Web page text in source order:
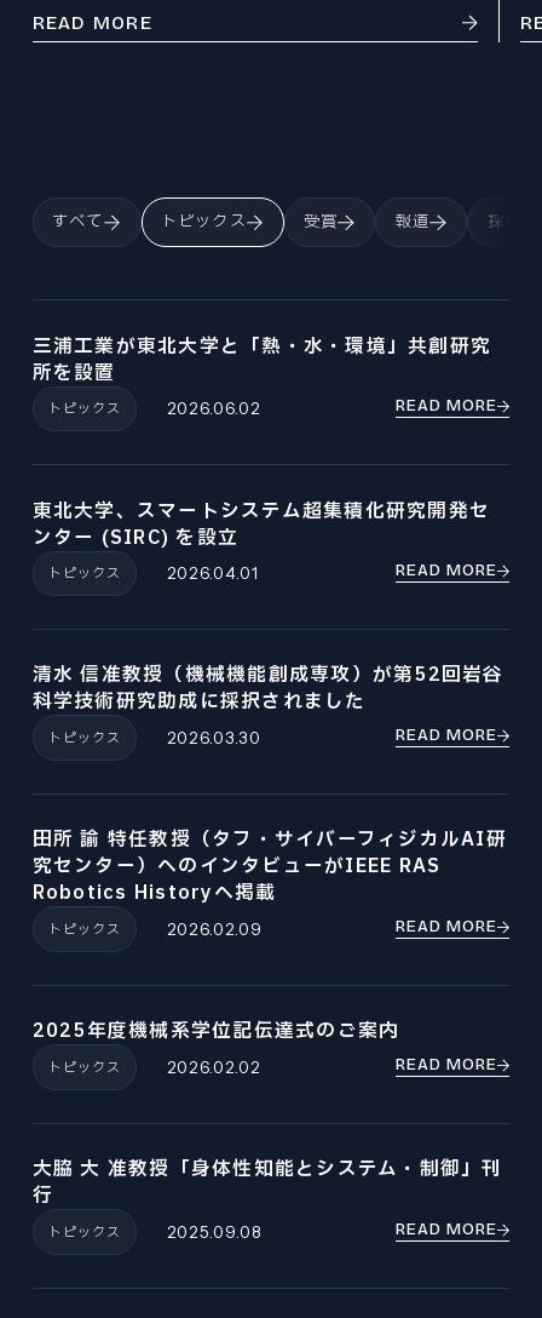
READ MORE
すべて トピックス 受賞 報道 採用
トピックス 2026.06.02
三浦工業が東北大学と「熱・水・環境」共創研究
所を設置
READ MORE
トピックス 2026.04.01
東北大学、スマートシステム超集積化研究開発セ
ンター (SIRC) を設立
READ MORE
トピックス 2026.03.30
清水 信准教授（機械機能創成専攻）が第52回岩谷
科学技術研究助成に採択されました
READ MORE
トピックス 2026.02.09
田所 諭 特任教授（タフ・サイバーフィジカルAI研
究センター）へのインタビューがIEEE RAS
Robotics Historyへ掲載
READ MORE
トピックス 2026.02.02
2025年度機械系学位記伝達式のご案内
READ MORE
トピックス 2025.09.08
大脇 大 准教授「身体性知能とシステム・制御」刊
行
READ MORE